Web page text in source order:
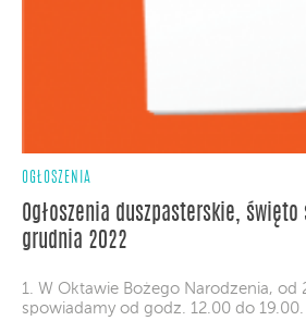
OGŁOSZENIA
Ogłoszenia duszpasterskie, święto
grudnia 2022
1. W Oktawie Bożego Narodzenia, od
spowiadamy od godz. 12.00 do 19.00.